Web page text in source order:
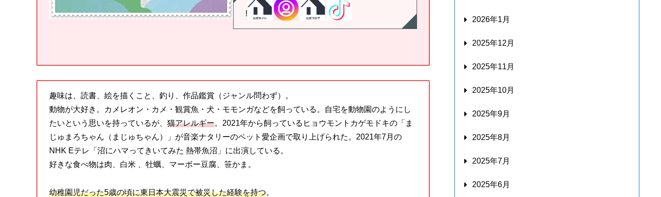
!
趣味は、読書、絵を描くこと、釣り、作品鑑賞（ジャンル問わず）。
動物が大好き。カメレオン・カメ・観賞魚・犬・モモンガなどを飼っている。自宅を動物園のようにし
たいという思いを持っているが、 猫アレルギー。2021年から飼っているヒョウモントカゲモドキの「ま
じゅまろちゃん（まじゅちゃん）」が音楽ナタリーのペット愛企画で取り上げられた。2021年7月の
NHK Eテレ「沼にハマってきいてみた 熱帯魚沼」に出演している。
好きな食べ物は肉、白米 、牡蠣、マーボー豆腐、笹かま。
幼稚園児だった5歳の頃に東日本大震災で被災した経験を持つ。
2026年1月
2025年12月
2025年11月
2025年10月
2025年9月
2025年8月
2025年7月
2025年6月